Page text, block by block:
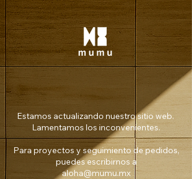
Estamos actualizando nuestro sitio web.
Lamentamos los inconvenientes.
Para proyectos y seguimiento de pedidos,
puedes escribirnos a
aloha@mumu.mx